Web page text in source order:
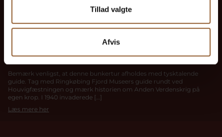
Tillad valgte
Afvis
Guidet tur ved
Houvigfæstningen
Bemærk venligst, at denne bunkertur afholdes med tysktalende
guide. Tag med Ringkøbing Fjord Museers guide rundt ved
Houvigfæstningen og mærk historien om Anden Verdenskrig på
egen krop. I 1940 invaderede […]
Læs mere her